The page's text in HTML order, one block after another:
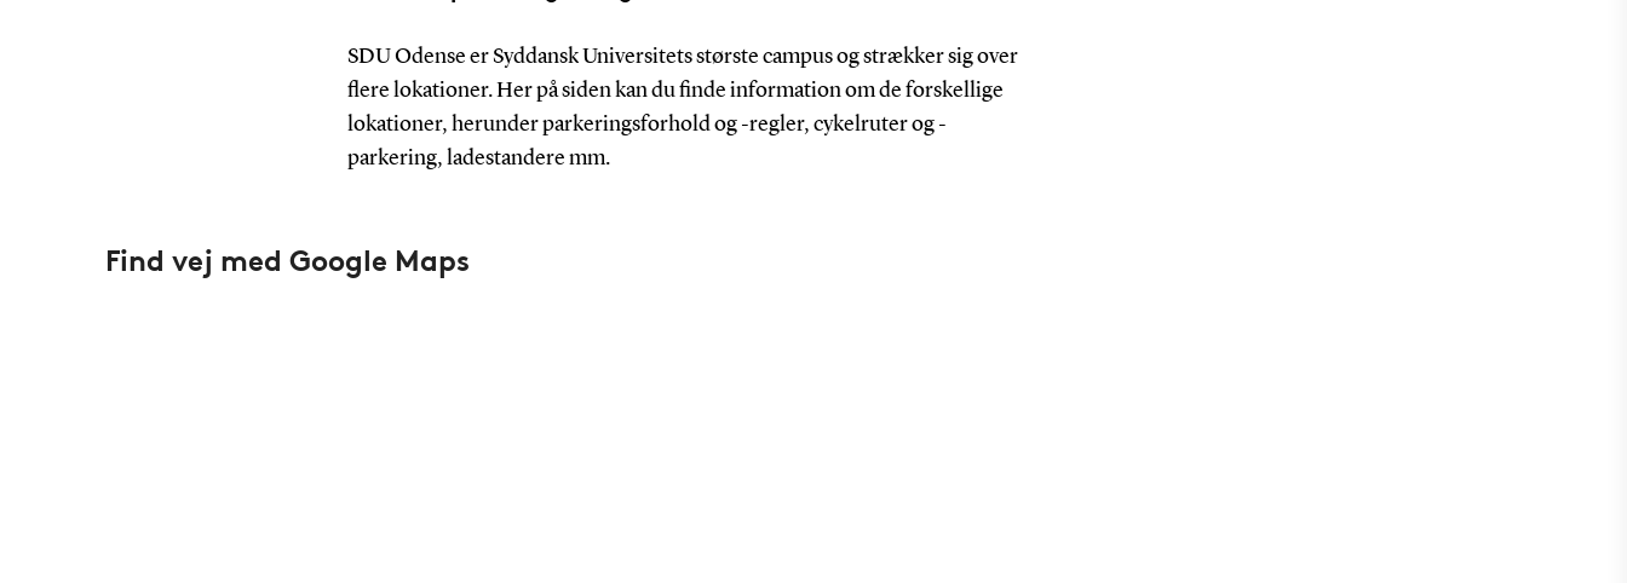
SDU Odense er Syddansk Universitets største campus og strækker sig over
flere lokationer. Her på siden kan du finde information om de forskellige
lokationer, herunder parkeringsforhold og -regler, cykelruter og -
parkering, ladestandere mm.
Find vej med Google Maps